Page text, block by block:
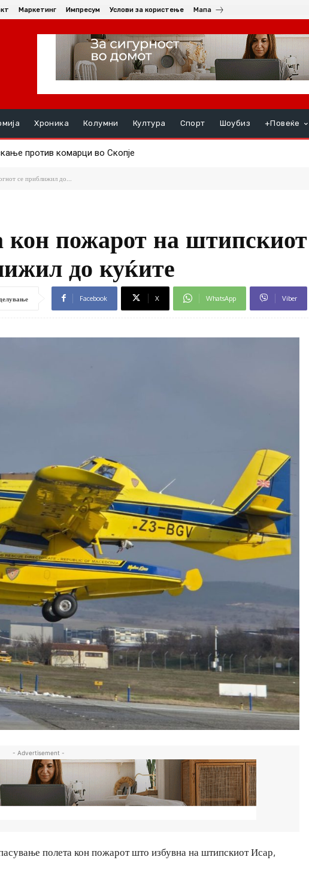
Маркетинг Импресум Услови за користење Мапа
Хроника Колумни Култура Спорт Шоубиз +Повеќе
против комарци во Скопје
на ред се хепатитите ако кризата со водата во Гостивар продолжи
се приближил до...
кон пожарот на штипскиот
до куќите
Facebook X WhatsApp Viber
- Advertisement -
полета кон пожарот што избувна на штипскиот Исар,